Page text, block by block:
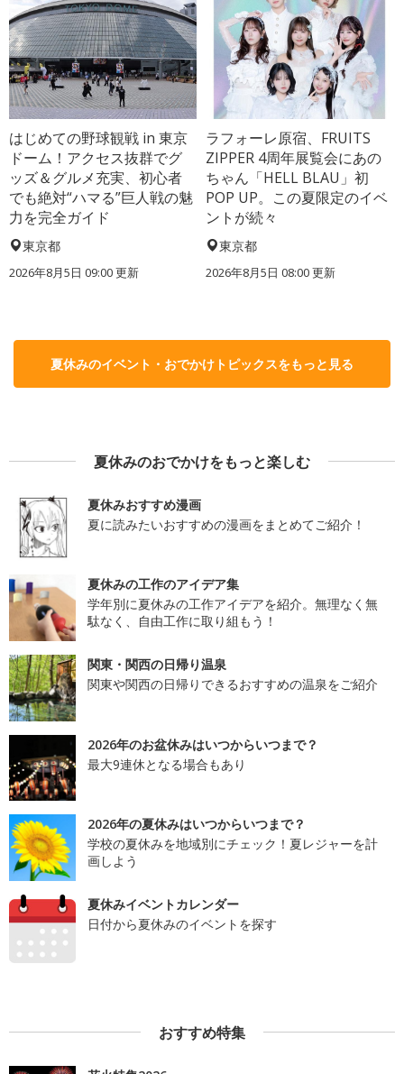
はじめての野球観戦 in 東京
ドーム！アクセス抜群でグ
ッズ＆グルメ充実、初心者
でも絶対“ハマる”巨人戦の魅
力を完全ガイド
東京都
2026年8月5日 09:00更新
ラフォーレ原宿、FRUITS
ZIPPER 4周年展覧会にあの
ちゃん「HELL BLAU」初
POP UP。この夏限定のイベ
ントが続々
東京都
2026年8月5日 08:00更新
夏休みのイベント・おでかけトピックスをもっと見る
夏休みのおでかけをもっと楽しむ
夏休みおすすめ漫画
夏に読みたいおすすめの漫画をまとめてご紹介！
夏休みの工作のアイデア集
学年別に夏休みの工作アイデアを紹介。無理なく無
駄なく、自由工作に取り組もう！
関東・関西の日帰り温泉
関東や関西の日帰りできるおすすめの温泉をご紹介
2026年のお盆休みはいつからいつまで？
最大9連休となる場合もあり
2026年の夏休みはいつからいつまで？
学校の夏休みを地域別にチェック！夏レジャーを計
画しよう
夏休みイベントカレンダー
日付から夏休みのイベントを探す
おすすめ特集